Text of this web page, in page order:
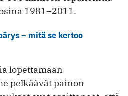
1981–2011.
– mitä se kertoo
lopettamaan
pelkäävät painon